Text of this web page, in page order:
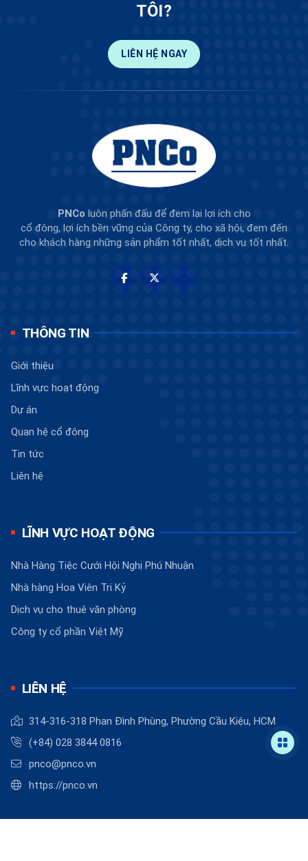
TÔI?
LIÊN HỆ NGAY
PNCo luôn phấn đấu để đem lại lợi ích cho
cổ đông, lợi ích bền vững của Công ty, cho xã hội, đem đến
cho khách hàng những sản phẩm tốt nhất, dịch vụ tốt nhất.
THÔNG TIN
Giới thiệu
Lĩnh vực hoạt động
Dự án
Quan hệ cổ đông
Tin tức
Liên hệ
LĨNH VỰC HOẠT ĐỘNG
Nhà Hàng Tiệc Cưới Hội Nghị Phú Nhuận
Nhà hàng Hoa Viên Tri Kỷ
Dịch vụ cho thuê văn phòng
Công ty cổ phần Việt Mỹ
LIÊN HỆ
314-316-318 Phan Đình Phùng, Phường Cầu Kiệu, HCM
(+84) 028 3844 0816
pnco@pnco.vn
https://pnco.vn